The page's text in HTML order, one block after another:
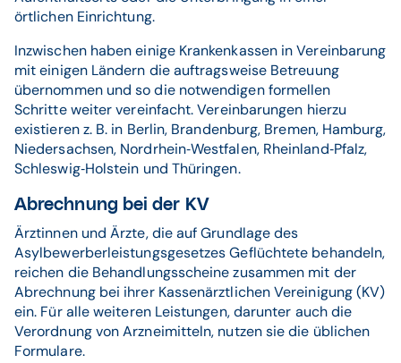
örtlichen Einrichtung.
Inzwischen haben einige Krankenkassen in Vereinbarung
mit einigen Ländern die auftragsweise Betreuung
übernommen und so die notwendigen formellen
Schritte weiter vereinfacht. Vereinbarungen hierzu
existieren z. B. in Berlin, Brandenburg, Bremen, Hamburg,
Niedersachsen, Nordrhein‐Westfalen, Rheinland‐Pfalz,
Schleswig‐Holstein und Thüringen.
Abrechnung bei der KV
Ärztinnen und Ärzte, die auf Grundlage des
Asylbewerberleistungsgesetzes Geflüchtete behandeln,
reichen die Behandlungsscheine zusammen mit der
Abrechnung bei ihrer Kassenärztlichen Vereinigung (KV)
ein. Für alle weiteren Leistungen, darunter auch die
Verordnung von Arzneimitteln, nutzen sie die üblichen
Formulare.